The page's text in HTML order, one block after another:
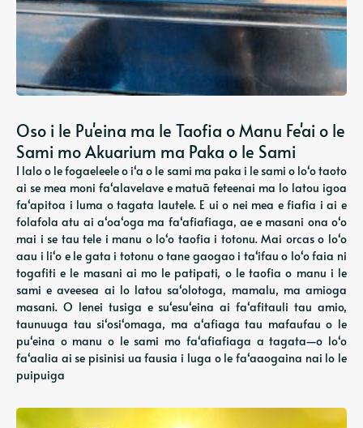
Oso i le Pu'eina ma le Taofia o Manu Fe'ai o le
Sami mo Akuarium ma Paka o le Sami
I lalo o le fogaeleele o iʻa o le sami ma paka i le sami o loʻo taoto
ai se mea moni faʻalavelave e matuā feteenai ma lo latou igoa
faʻapitoa i luma o tagata lautele. E ui o nei mea e fiafia i ai e
folafola atu ai aʻoaʻoga ma faʻafiafiaga, ae e masani ona oʻo
mai i se tau tele i manu o loʻo taofia i totonu. Mai orcas o loʻo
aau i liʻo e le gata i totonu o tane gaogao i taʻifau o loʻo faia ni
togafiti e le masani ai mo le patipati, o le taofia o manu i le
sami e aveesea ai lo latou saʻolotoga, mamalu, ma amioga
masani. O lenei tusiga e suʻesuʻeina ai faʻafitauli tau amio,
taunuuga tau siʻosiʻomaga, ma aʻafiaga tau mafaufau o le
puʻeina o manu o le sami mo faʻafiafiaga a tagata—o loʻo
faʻaalia ai se pisinisi ua fausia i luga o le faʻaaogaina nai lo le
puipuiga